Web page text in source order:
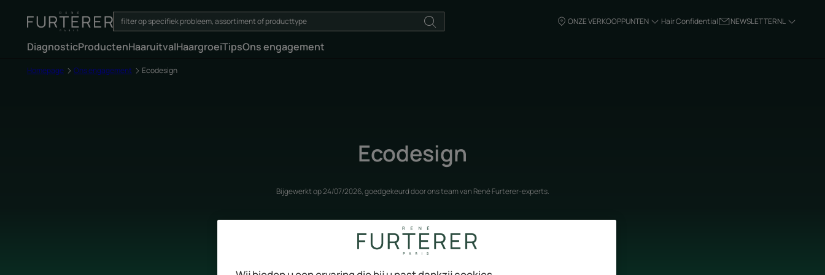
ONZE VERKOOPPUNTEN Hair Confidential NEWSLETTERNL
DiagnosticProductenHaaruitvalHaargroeiTipsOns engagement
Homepage Ons engagement Ecodesign
Ecodesign
Bijgewerkt op24/07/2026, goedgekeurd doorons team van René Furterer-experts.
Ons engagement